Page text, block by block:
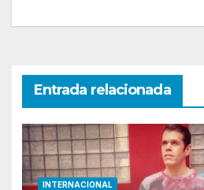
Entrada relacionada
INTERNACIONAL